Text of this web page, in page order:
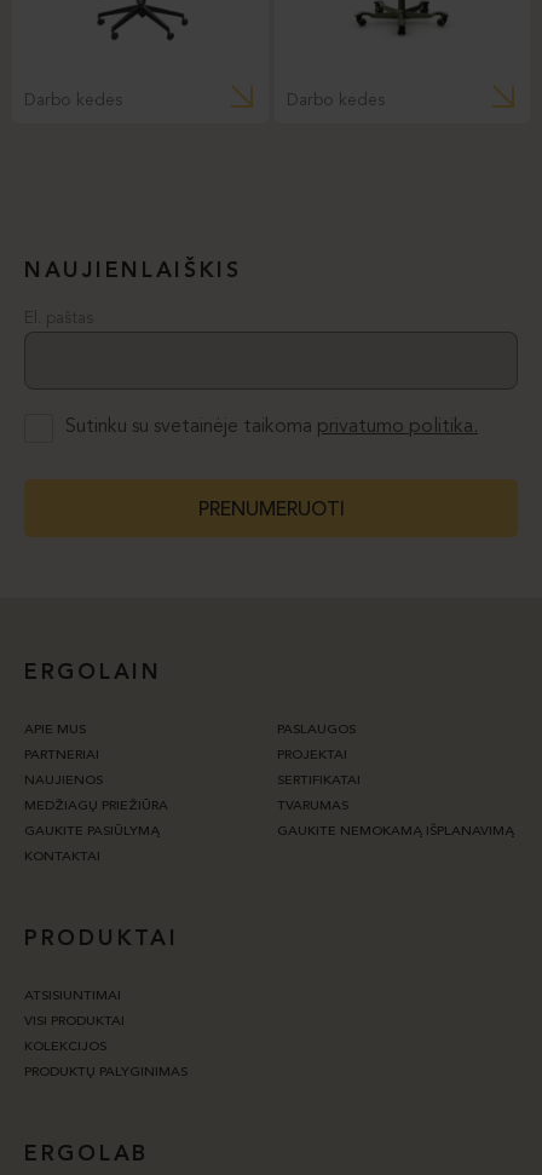
Darbo kėdės Darbo kėdės
NAUJIENLAIŠKIS
El. paštas
Sutinku su svetainėje taikoma privatumo politika.
PRENUMERUOTI
ERGOLAIN
APIE MUS
PASLAUGOS
PARTNERIAI
PROJEKTAI
NAUJIENOS
SERTIFIKATAI
MEDŽIAGŲ PRIEŽIŪRA
TVARUMAS
GAUKITE PASIŪLYMĄ
GAUKITE NEMOKAMĄ IŠPLANAVIMĄ
KONTAKTAI
PRODUKTAI
ATSISIUNTIMAI
VISI PRODUKTAI
KOLEKCIJOS
PRODUKTŲ PALYGINIMAS
ERGOLAB